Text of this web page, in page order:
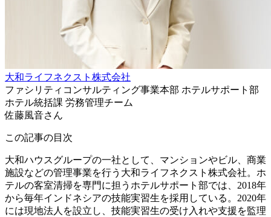
大和ライフネクスト株式会社
ファシリティコンサルティング事業本部 ホテルサポート部
ホテル統括課 労務管理チーム
佐藤風音さん
この記事の目次
大和ハウスグループの一社として、マンションやビル、商業
施設などの管理事業を行う大和ライフネクスト株式会社。ホ
テルの客室清掃を専門に担うホテルサポート部では、2018年
から毎年インドネシアの技能実習生を採用している。2020年
には現地法人を設立し、技能実習生の受け入れや支援を監理